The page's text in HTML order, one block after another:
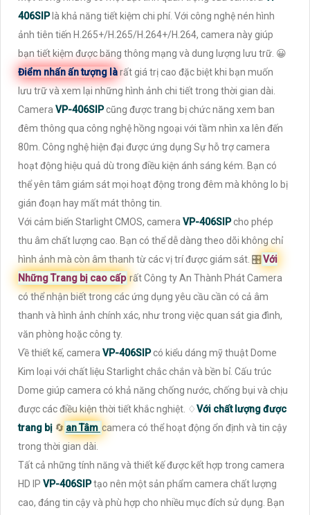
406SIP là khả năng tiết kiệm chi phí. Với công nghệ nén hình
ảnh tiên tiến H.265+/H.265/H.264+/H.264, camera này giúp
bạn tiết kiệm được băng thông mạng và dung lượng lưu trữ. 😀
Điểm nhấn ấn tượng làrất giá trị cao đặc biệt khi bạn muốn
lưu trữ và xem lại những hình ảnh chi tiết trong thời gian dài.
Camera VP-406SIPcũng được trang bị chức năng xem ban
đêm thông qua công nghệ hồng ngoại với tầm nhìn xa lên đến
80m. Công nghệ hiện đại được ứng dụng Sự hỗ trợ camera
hoạt động hiệu quả dù trong điều kiện ánh sáng kém. Bạn có
thể yên tâm giám sát mọi hoạt động trong đêm mà không lo bị
gián đoạn hay mất mát thông tin.
Với cảm biến Starlight CMOS, camera VP-406SIPcho phép
thu âm chất lượng cao. Bạn có thể dễ dàng theo dõi không chỉ
hình ảnh mà còn âm thanh từ các vị trí được giám sát. 🎛 Với
Những Trang bị cao cấp rất Công ty An Thành Phát Camera
có thể nhận biết trong các ứng dụng yêu cầu cần có cả âm
thanh và hình ảnh chính xác, như trong việc quan sát gia đình,
văn phòng hoặc công ty.
Về thiết kế, camera VP-406SIPcó kiểu dáng mỹ thuật Dome
Kim loại với chất liệu Starlight chắc chắn và bền bỉ. Cấu trúc
Dome giúp camera có khả năng chống nước, chống bụi và chịu
được các điều kiện thời tiết khắc nghiệt. ♢Với chất lượng được
trang bị 🔄 an Tâm camera có thể hoạt động ổn định và tin cậy
trong thời gian dài.
Tất cả những tính năng và thiết kế được kết hợp trong camera
HD IP VP-406SIPtạo nên một sản phẩm camera chất lượng
cao, đáng tin cậy và phù hợp cho nhiều mục đích sử dụng. Bạn